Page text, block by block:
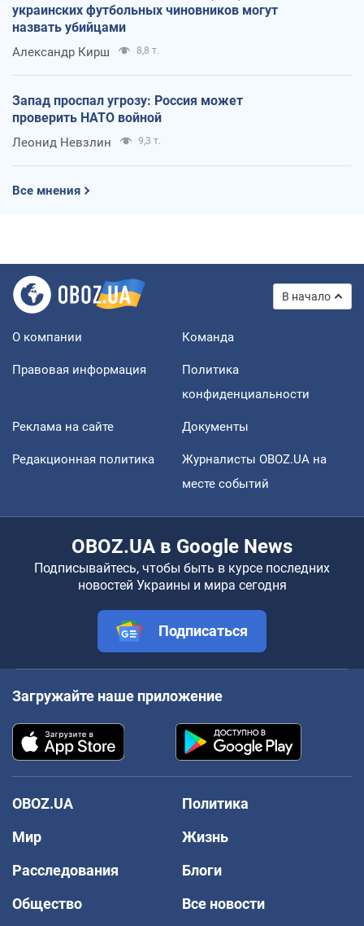
украинских футбольных чиновников могут
назвать убийцами
Александр Кирш 8,8 т.
Запад проспал угрозу: Россия может
проверить НАТО войной
Леонид Невзлин 9,3 т.
Все мнения
В начало
О компании Команда
Правовая информация
Политика
конфиденциальности
Реклама на сайте Документы
Редакционная политика
Журналисты OBOZ.UA на
месте событий
OBOZ.UA в Google News
Подписывайтесь, чтобы быть в курсе последних
новостей Украины и мира сегодня
Подписаться
Загружайте наше приложение
OBOZ.UA
Политика
Мир
Жизнь
Расследования
Блоги
Общество
Все новости